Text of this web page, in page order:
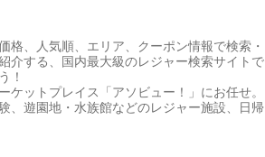
、人気順、エリア、クーポン情報で検索・
介する、国内最大級のレジャー検索サイトで
！
ットプレイス「アソビュー！」にお任せ。
、遊園地・水族館などのレジャー施設、日帰